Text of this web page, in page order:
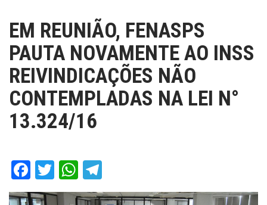
EM REUNIÃO, FENASPS
PAUTA NOVAMENTE AO INSS
REIVINDICAÇÕES NÃO
CONTEMPLADAS NA LEI N°
13.324/16
Facebook
TwitterWhatsApp